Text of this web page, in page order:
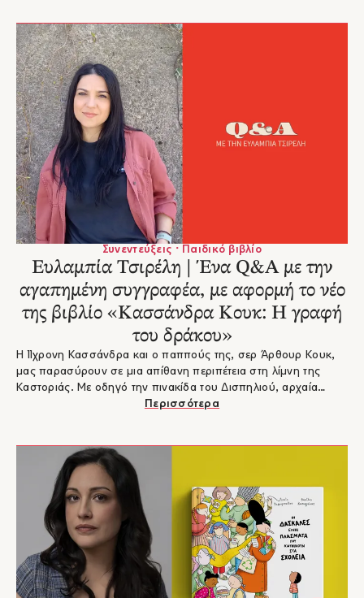
φύση της Έδεσσας, γράφει με απόλυτη αφοσίωση και πιστεύει
ότι τα παιδιά θα ξαναφέρουν το φως και τη ζωή.
Συνεντεύξεις · Παιδικό βιβλίο
Ευλαμπία Τσιρέλη | Ένα Q&A με την
αγαπημένη συγγραφέα, με αφορμή το νέο
της βιβλίο «Κασσάνδρα Κουκ: Η γραφή
του δράκου»
Η 11χρονη Κασσάνδρα και ο παππούς της, σερ Άρθουρ Κουκ,
μας παρασύρουν σε μια απίθανη περιπέτεια στη λίμνη της
Καστοριάς. Με οδηγό την πινακίδα του Δισπηλιού, αρχαία
σύμβολα και έναν μικρό τρίτωνα, ταξιδεύουμε στην προϊστορία
επιστημονικά στοιχεία.Ας δούμε τι μας είπε η αγαπημένη
συγγραφέας, με αφορμή την έκδοση του νέου της βιβλίου.
Είστε έτοιμοι να βουτήξετε στα μυστικά της προϊστορικής
Ελλάδας και να λύσετε το μυστήριο του δράκου;
Περισσότερα